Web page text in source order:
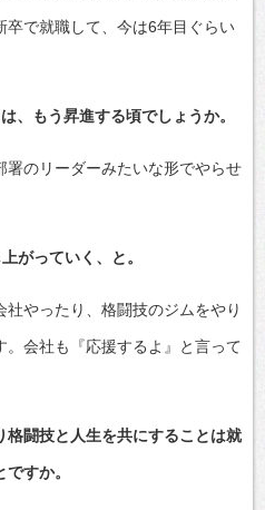
卒で就職して、今は6年目ぐらい
もう昇進する頃でしょうか。
署のリーダーみたいな形でやらせ
がっていく、と。
社やったり、格闘技のジムをやり
会社も『応援するよ』と言って
闘技と人生を共にすることは就
すか。